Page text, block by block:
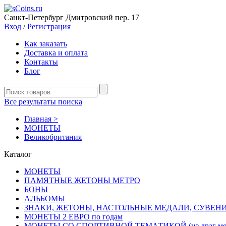
Санкт-Петербург Дмитровский пер. 17
Вход /Регистрация
Как заказать
Доставка и оплата
Контакты
Блог
Все результаты поиска
Главная >
MОНЕТЫ
Великобритания
Каталог
MОНЕТЫ
ПАМЯТНЫЕ ЖЕТОНЫ МЕТРО
БОНЫ
АЛЬБОМЫ
ЗНАКИ, ЖЕТОНЫ, НАСТОЛЬНЫЕ МЕДАЛИ,
МОНЕТЫ 2 ЕВРО по годам